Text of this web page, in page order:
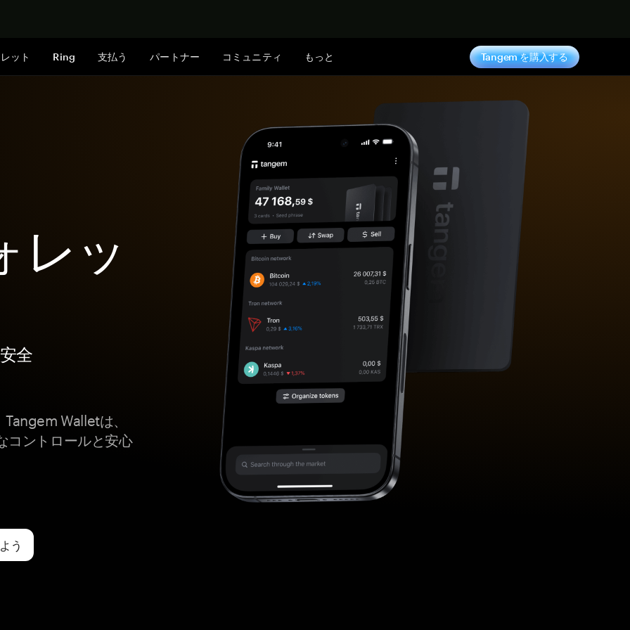
ット Ring 支払う パートナー コミュニティ もっと Tangem を購入する
レッ
全
Walletは、
コントロールと安心
う